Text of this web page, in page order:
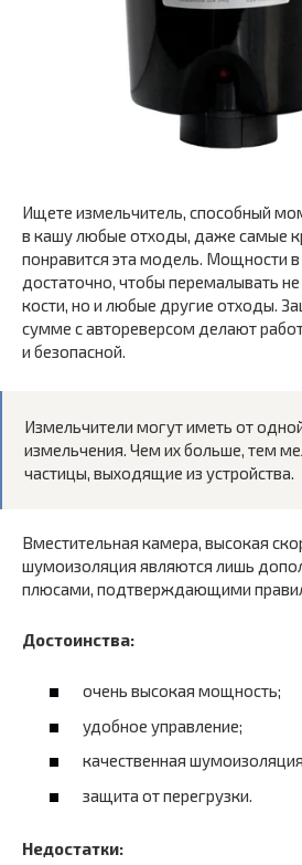
Ищете измельчитель, способный
в кашу любые отходы, даже самые
понравится эта модель. Мощности
достаточно, чтобы перемалывать
кости, но и любые другие отходы.
сумме с автореверсом делают
и безопасной.
Измельчители могут иметь от
измельчения. Чем их больше, тем
частицы, выходящие из устройства.
Вместительная камера, высокая
шумоизоляция являются лишь
плюсами, подтверждающими
Достоинства:
очень высокая мощность;
удобное управление;
качественная
защита от перегрузки.
Недостатки: